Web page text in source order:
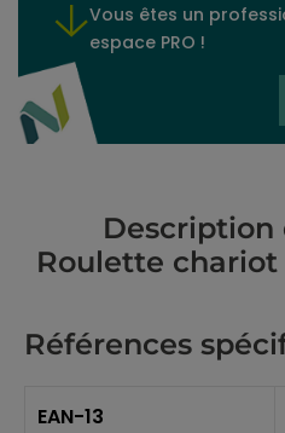
Vous êtes un
espace PRO !
Roulette
Références
EAN-13